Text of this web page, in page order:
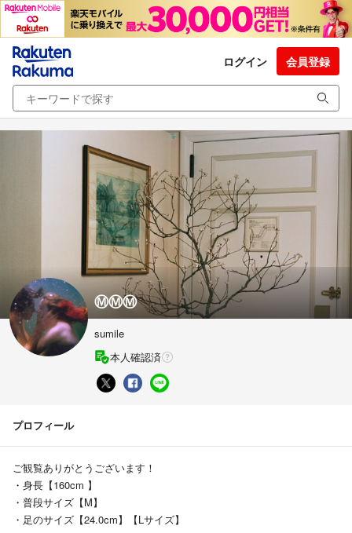
ログイン 会員登録
Ⓜ︎Ⓜ︎Ⓜ︎
sumile
本人確認済
プロフィール
ご観覧ありがとうございます！
・身長【160cm 】
・普段サイズ【M】
・足のサイズ【24.0cm】【Lサイズ】